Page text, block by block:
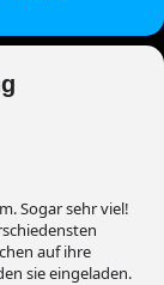
Sogar sehr viel!
auf ihre
sie eingeladen.